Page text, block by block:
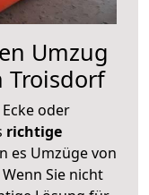
Umzug
Troisdorf
oder
richtige
es Umzüge von
Sie nicht